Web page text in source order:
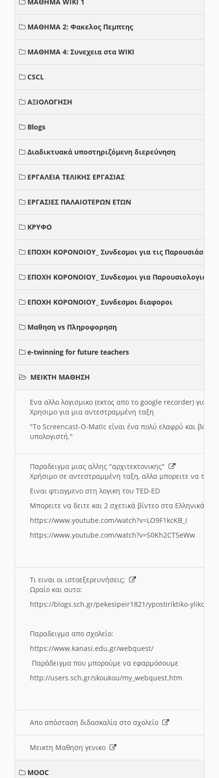
ΜΑΘΗΜΑ 2: Φακελος Πεμπτης
ΜΑΘΗΜΑ 4: Συνεχεια στα WIKI
CSCL
ΑΞΙΟΛΟΓΗΣΗ
Blogs
Διαδικτυακά υποστηριζόμενη διερεύνηση
ΕΡΓΑΛΕΙΑ ΤΕΛΙΚΗΣ ΕΡΓΑΣΙΑΣ
ΕΡΓΑΣΙΕΣ ΠΑΛΑΙΟΤΕΡΩΝ ΕΤΩΝ
ΚΡΥΦΟ
ΕΠΟΧΗ ΚΟΡΟΝΟΙΟΥ_ Συνδεσμοι για τις Παρουσιάσεις
ΕΠΟΧΗ ΚΟΡΟΝΟΙΟΥ_ Συνδεσμοι για Παρουσιολογια
ΕΠΟΧΗ ΚΟΡΟΝΟΙΟΥ_ Συνδεσμοι διαφοροι
Μαθηση vs Πληροφορηση
e-twinning for future teachers
ΜΕΙΚΤΗ ΜΑΘΗΣΗ
Ενα αλλο λογισμικο (εκτος απο το google recorder) για
Χρησιμο για μια αντεστραμμένη ταξη
"To Screencast-O-Matic είναι ένα πολύ ελαφρύ και
υπολογιστή."
Παραδειγμα μιας αλλης "αρχιτεκτονικης"
Χρήσιμο σε αντεστραμμένη ταξη, αλλα μπορειτε να το
Ειναι φτιαγμενο στη λογικη του TED-ED
Μπορειτε να δειτε και 2 σχετικά βίντεο στα Ελληνικά:
https://www.youtube.com/watch?v=LO9F1kcKB_I
https://www.youtube.com/watch?v=S0Kh2CT5eWw
Τι ειναι οι ιστοεξερευνήσεις;
Ωραίο και αυτο:
https://blogs.sch.gr/pekesipeir1821/ypostiriktiko-yliko/
Παραδειγμα απο σχολείο:
https://www.kanasi.edu.gr/webquest/
Παράδειγμα που μπορούμε να εφαρμόσουμε
http://users.sch.gr/skoukou/my_webquest.htm
Απο απόσταση διδασκαλία στο σχολείο
Μεικτη Μαθηση γενικο
MOOC